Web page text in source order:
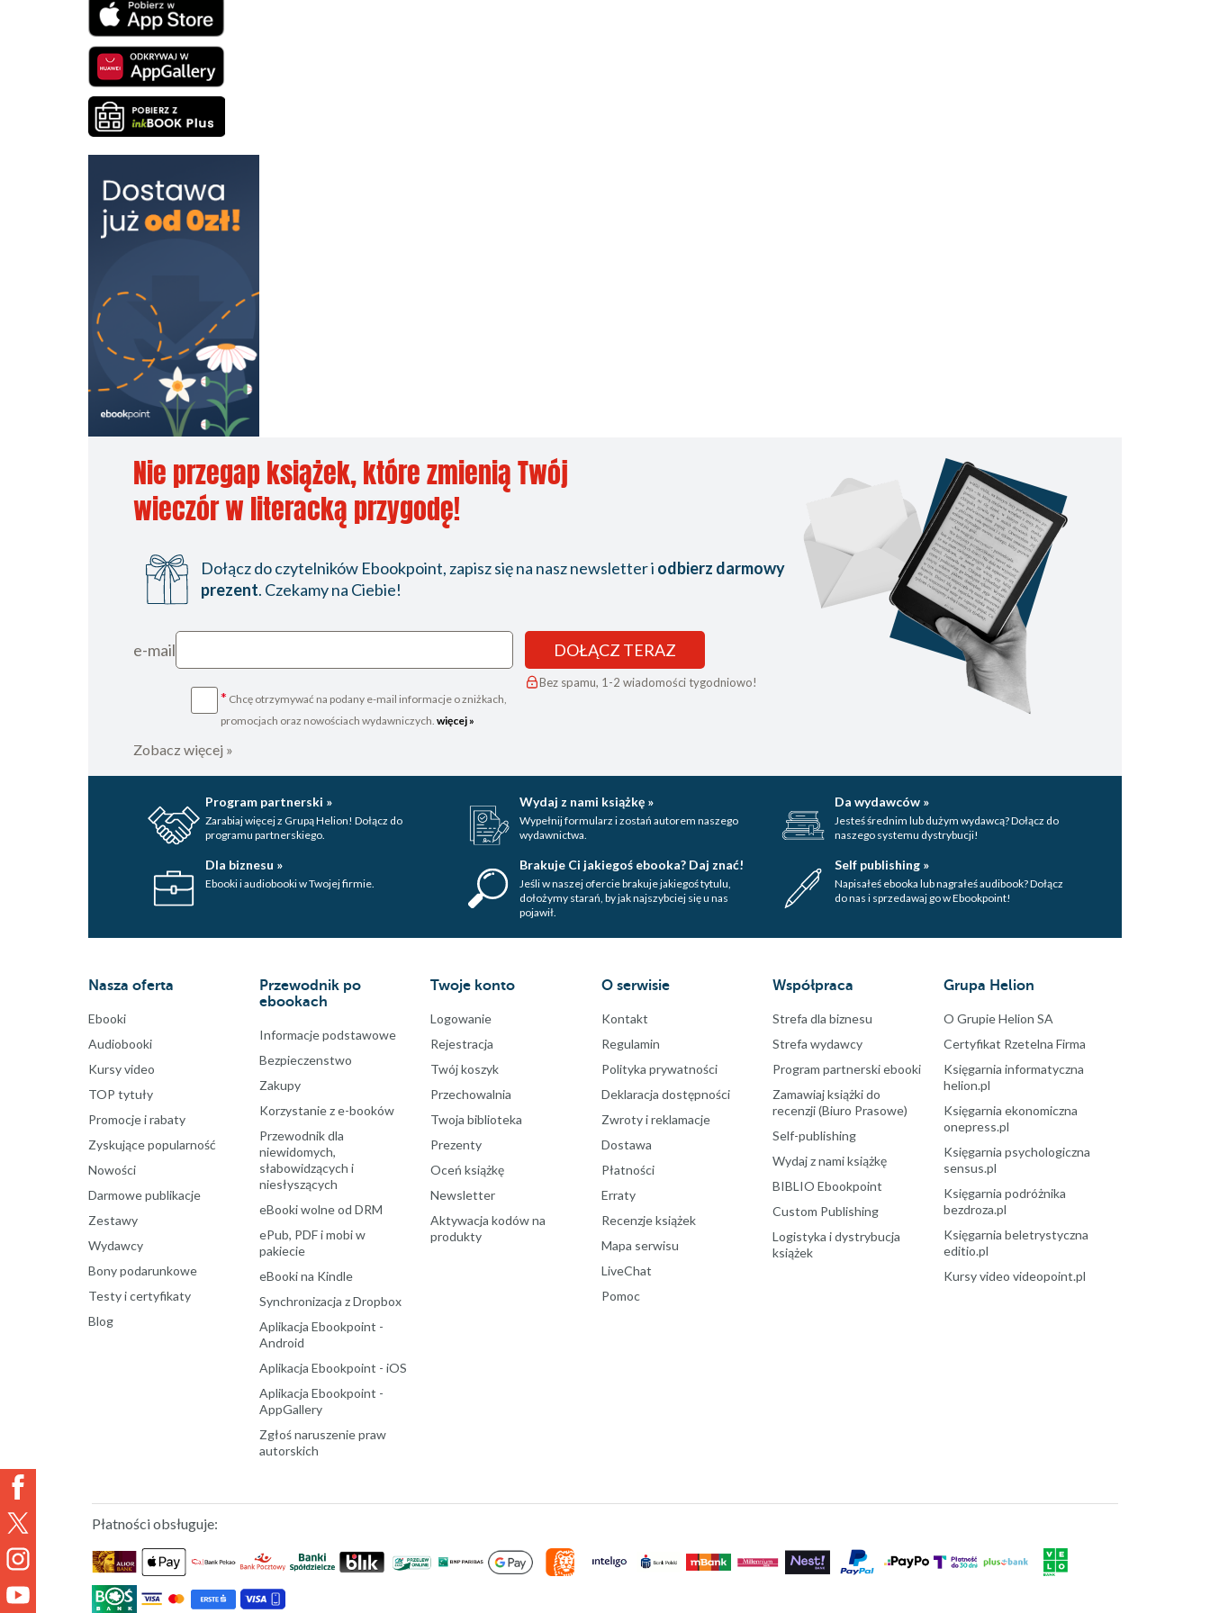
Nie przegap książek, które zmienią Twój
wieczór w literacką przygodę!
Dołącz do czytelników Ebookpoint, zapisz się na nasz newsletter i odbierz darmowy
prezent. Czekamy na Ciebie!
e-mail
* Chcę otrzymywać na podany e-mail informacje o zniżkach,
promocjach oraz nowościach wydawniczych. więcej »
DOŁĄCZ TERAZ
Bez spamu, 1-2 wiadomości tygodniowo!
Zobacz więcej »
Program partnerski »
Zarabiaj więcej z Grupą Helion! Dołącz do
programu partnerskiego.
Wydaj z nami książkę »
Wypełnij formularz i zostań autorem naszego
wydawnictwa.
Da wydawców »
Jesteś średnim lub dużym wydawcą? Dołącz do
naszego systemu dystrybucji!
Dla biznesu »
Ebooki i audiobooki w Twojej firmie.
Brakuje Ci jakiegoś ebooka? Daj znać!
Jeśli w naszej ofercie brakuje jakiegoś tytulu,
dołożymy starań, by jak najszybciej się u nas
pojawił.
Self publishing »
Napisałeś ebooka lub nagrałeś audibook? Dołącz
do nas i sprzedawaj go w Ebookpoint!
Nasza oferta
Ebooki
Audiobooki
Kursy video
TOP tytuły
Promocje i rabaty
Zyskujące popularność
Nowości
Darmowe publikacje
Zestawy
Wydawcy
Bony podarunkowe
Testy i certyfikaty
Blog
Przewodnik po
ebookach
Informacje podstawowe
Bezpieczenstwo
Zakupy
Korzystanie z e-booków
Przewodnik dla
niewidomych,
słabowidzących i
niesłyszących
eBooki wolne od DRM
ePub, PDF i mobi w
pakiecie
eBooki na Kindle
Synchronizacja z Dropbox
Aplikacja Ebookpoint -
Android
Aplikacja Ebookpoint - iOS
Aplikacja Ebookpoint -
AppGallery
Zgłoś naruszenie praw
autorskich
Twoje konto
Logowanie
Rejestracja
Twój koszyk
Przechowalnia
Twoja biblioteka
Prezenty
Oceń książkę
Newsletter
Aktywacja kodów na
produkty
O serwisie
Kontakt
Regulamin
Polityka prywatności
Deklaracja dostępności
Zwroty i reklamacje
Dostawa
Płatności
Erraty
Recenzje książek
Mapa serwisu
LiveChat
Pomoc
Współpraca
Strefa dla biznesu
Strefa wydawcy
Program partnerski ebooki
Zamawiaj książki do
recenzji (Biuro Prasowe)
Self-publishing
Wydaj z nami książkę
BIBLIO Ebookpoint
Custom Publishing
Logistyka i dystrybucja
książek
Grupa Helion
O Grupie Helion SA
Certyfikat Rzetelna Firma
Księgarnia informatyczna
helion.pl
Księgarnia ekonomiczna
onepress.pl
Księgarnia psychologiczna
sensus.pl
Księgarnia podróżnika
bezdroza.pl
Księgarnia beletrystyczna
editio.pl
Kursy video videopoint.pl
Płatności obsługuje: